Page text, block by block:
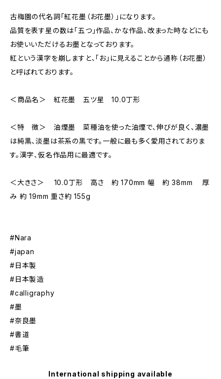
古梅園の代名詞「紅花墨（お花墨）」になります。
品質を表す星の数は「五つ」作品、かな作品、改まった時などにも
お使いいただけるお墨となっております。
紅という漢字を崩しますと、「お」に見えることから通称（お花墨）
と呼ばれております。
＜商品名＞ 紅花墨 五ツ星 10.0丁形
＜特 徴＞ 油煙墨 菜種油を使った油煙で、伸びが良く、濃墨
は純黒、淡墨は茶系の黒です。一般に最も多く愛用されておりま
す。漢字、仮名作品用に最適です。
＜大きさ＞ 10.0丁形 高さ 約 170mm 幅 約 38mm 厚
み 約 19mm 重さ約 155g
#Nara
#japan
#日本製
#日本製造
#calligraphy
#墨
#奈良墨
#書道
#毛筆
International shipping available